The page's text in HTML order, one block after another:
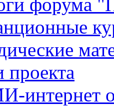
проекта
интернет